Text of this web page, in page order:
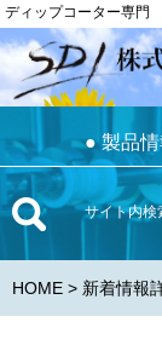
ディップコーター専門
●製品情
ディップコーター専門
●製品情
サイト内検
HOME> 新着情報